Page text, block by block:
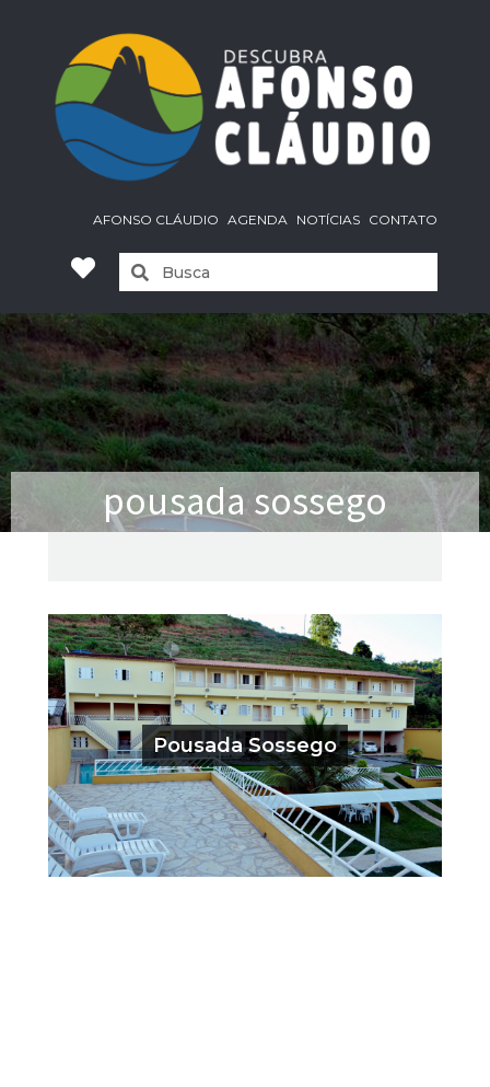
AFONSO CLÁUDIO AGENDA NOTÍCIAS CONTATO
pousada sossego
Pousada Sossego